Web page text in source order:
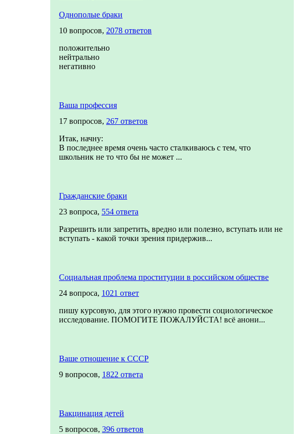
Однополые браки
10 вопросов, 2078 ответов
положительно
нейтрально
негативно
Ваша профессия
17 вопросов, 267 ответов
Итак, начну:
В последнее время очень часто сталкиваюсь с тем, что
школьник не то что бы не может ...
Гражданские браки
23 вопроса, 554 ответа
Разрешить или запретить, вредно или полезно, вступать или не
вступать - какой точки зрения придержив...
Социальная проблема проституции в российском обществе
24 вопроса, 1021 ответ
пишу курсовую, для этого нужно провести социологическое
исследование. ПОМОГИТЕ ПОЖАЛУЙСТА! всё анони...
Ваше отношение к СССР
9 вопросов, 1822 ответа
Вакцинация детей
5 вопросов, 396 ответов